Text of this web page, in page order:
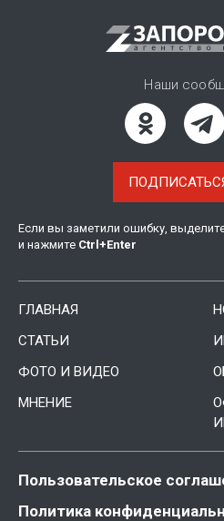
Наши
Если вы заметили ошибку,
и нажмите Ctrl +Enter
ГЛАВНАЯ
СТАТЬИ
ФОТО И ВИДЕО
МНЕНИЕ
Пользовательское
Политика